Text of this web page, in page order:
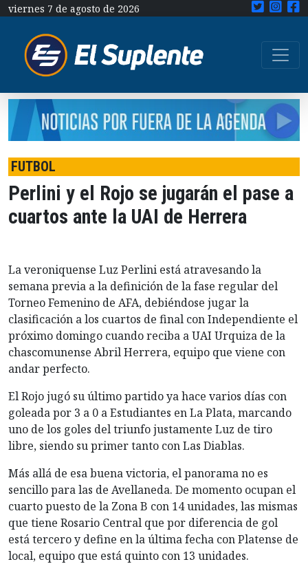
viernes 7 de agosto de 2026
FUTBOL
Perlini y el Rojo se jugarán el pase a
cuartos ante la UAI de Herrera
La veroniquense Luz Perlini está atravesando la
semana previa a la definición de la fase regular del
Torneo Femenino de AFA, debiéndose jugar la
clasificación a los cuartos de final con Independiente el
próximo domingo cuando reciba a UAI Urquiza de la
chascomunense Abril Herrera, equipo que viene con
andar perfecto.
El Rojo jugó su último partido ya hace varios días con
goleada por 3 a 0 a Estudiantes en La Plata, marcando
uno de los goles del triunfo justamente Luz de tiro
libre, siendo su primer tanto con Las Diablas.
Más allá de esa buena victoria, el panorama no es
sencillo para las de Avellaneda. De momento ocupan el
cuarto puesto de la Zona B con 14 unidades, las mismas
que tiene Rosario Central que por diferencia de gol
está tercero y define en la última fecha con Platense de
local, equipo que está quinto con 13 unidades.